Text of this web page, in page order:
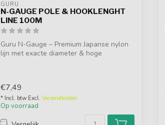
GURU
N-GAUGE POLE & HOOKLENGHT
LINE 100M
Guru N-Gauge – Premium Japanse nylon
lijn met exacte diameter & hoge
€7,49
* Incl. btw Excl. Verzendkosten
Op voorraad